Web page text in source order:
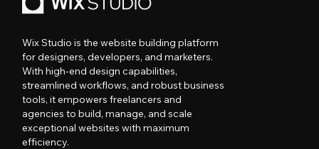
Wix Studio is the website building platform
for designers, developers, and marketers.
With high-end design capabilities,
streamlined workflows, and robust business
tools, it empowers freelancers and
agencies to build, manage, and scale
exceptional websites with maximum
efficiency.